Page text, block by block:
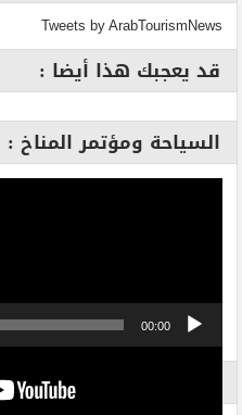
Tweets by ArabTourismNews
قد يعجبك هذا أيضا :
السياحة ومؤتمر
00:00